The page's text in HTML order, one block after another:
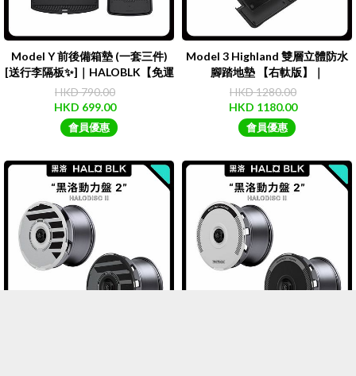
Model Y 前後備箱墊 (一套三件)
[送行李隔板✨]｜HALOBLK【免運
費】
HKD 790.00
HKD 699.00
會員優惠
Model 3 Highland 雙層立體防水
腳踏地墊 【右軚版】｜
HALOBLK【免運費】
HKD 1280.00
HKD 1180.00
會員優惠